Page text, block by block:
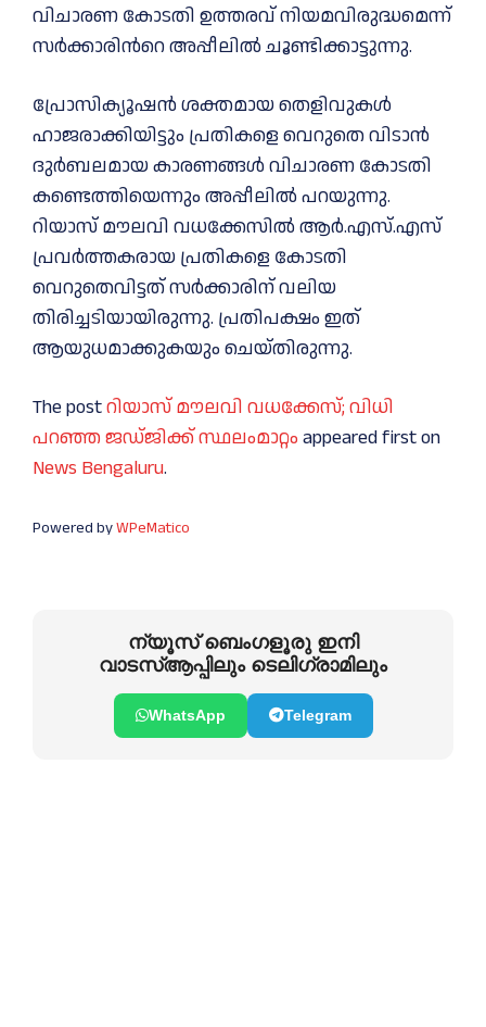
വിചാരണ കോടതി ഉത്തരവ് നിയമവിരുദ്ധമെന്ന്
സർക്കാരിന്‍റെ അപ്പീലില്‍ ചൂണ്ടിക്കാട്ടുന്നു.
പ്രോസിക്യൂഷൻ ശക്തമായ തെളിവുകള്‍
ഹാജരാക്കിയിട്ടും പ്രതികളെ വെറുതെ വിടാൻ
ദുർബലമായ കാരണങ്ങള്‍ വിചാരണ കോടതി
കണ്ടെത്തിയെന്നും അപ്പീലില്‍ പറയുന്നു.
റിയാസ് മൗലവി വധക്കേസില്‍ ആർ.എസ്.എസ്
പ്രവർത്തകരായ പ്രതികളെ കോടതി
വെറുതെവിട്ടത് സർക്കാരിന് വലിയ
തിരിച്ചടിയായിരുന്നു. പ്രതിപക്ഷം ഇത്
ആയുധമാക്കുകയും ചെയ്തിരുന്നു.
The postറിയാസ് മൗലവി വധക്കേസ്; വിധി
പറഞ്ഞ ജഡ്ജിക്ക് സ്ഥലംമാറ്റം appeared first on
News Bengaluru.
Powered byWPeMatico
ന്യൂസ് ബെംഗളൂരു ഇനി
വാടസ്ആപ്പിലും ടെലിഗ്രാമിലും
WhatsApp Telegram